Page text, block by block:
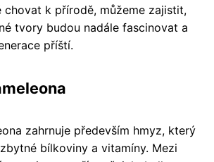
chovat k přírodě, můžeme zajistit,
tvory budou nadále fascinovat a
příští.
zahrnuje především hmyz, který
bílkoviny a vitamíny. Mezi